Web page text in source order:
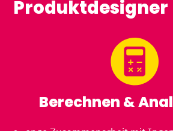
Produktdesigner
Berechnen &